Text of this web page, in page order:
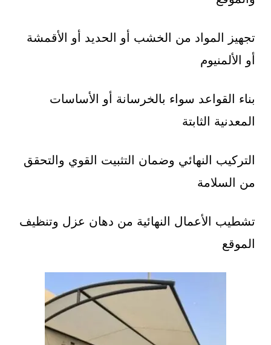
تجهيز المواد من الخشب أو الحديد أو الأقمشة
أو الألمنيوم
بناء القواعد سواء بالخرسانة أو الأساسات
المعدنية الثابتة
التركيب النهائي وضمان التثبيت القوي والتحقق
من السلامة
تشطيب الأعمال النهائية من دهان عزل وتنظيف
الموقع